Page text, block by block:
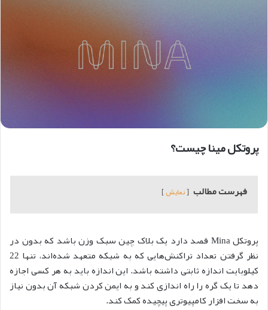
پروتکل مینا چیست؟
فهرست مطالب نمایش
پروتکل Mina قصد دارد یک بلاک چین سبک وزن باشد که بدون در
نظر گرفتن تعداد تراکنش‌هایی که به شبکه متعهد شده‌اند، تنها 22
کیلوبایت اندازه ثابتی داشته باشد. این اندازه باید به هر کسی اجازه
دهد تا یک گره را راه اندازی کند و به ایمن کردن شبکه آن بدون نیاز
به سخت افزار کامپیوتری پیچیده کمک کند.